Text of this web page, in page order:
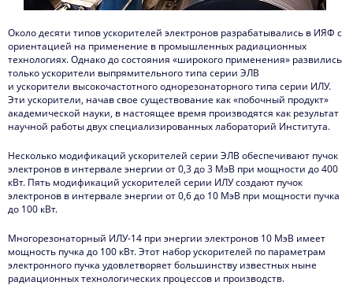
Около десяти типов ускорителей электронов разрабатывались в ИЯФ с
ориентацией на применение в промышленных радиационных
технологиях. Однако до состояния «широкого применения» развились
только ускорители выпрямительного типа серии ЭЛВ
и ускорители высокочастотного однорезонаторного типа серии ИЛУ.
Эти ускорители, начав свое существование как «побочный продукт»
академической науки, в настоящее время производятся как результат
научной работы двух специализированных лабораторий Института.
Несколько модификаций ускорителей серии ЭЛВ обеспечивают пучок
электронов в интервале энергии от 0,3 до 3 МэВ при мощности до 400
кВт. Пять модификаций ускорителей серии ИЛУ создают пучок
электронов в интервале энергии от 0,6 до 10 МэВ при мощности пучка
до 100 кВт.
Многорезонаторный ИЛУ-14 при энергии электронов 10 МэВ имеет
мощность пучка до 100 кВт. Этот набор ускорителей по параметрам
электронного пучка удовлетворяет большинству известных ныне
радиационных технологических процессов и производств.